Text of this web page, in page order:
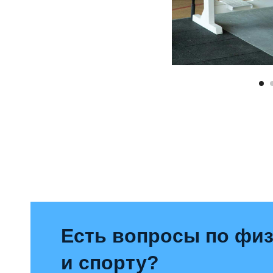
Есть вопросы по
и спорту?